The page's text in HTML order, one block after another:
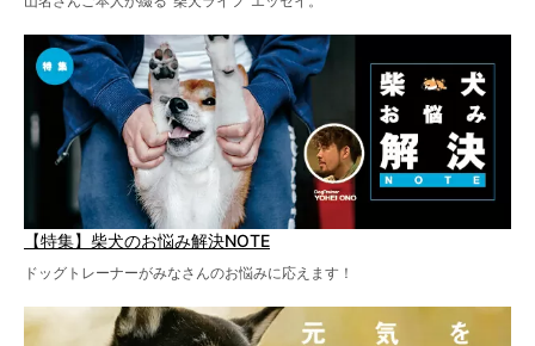
【特集】柴犬のお悩み解決NOTE
ドッグトレーナーがみなさんのお悩みに応えます！